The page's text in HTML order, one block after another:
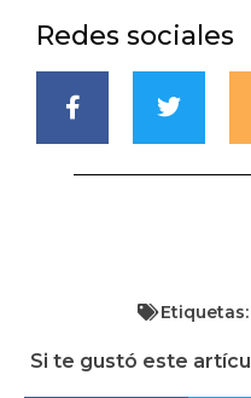
Redes sociales
Etiquetas:
Si te gustó este